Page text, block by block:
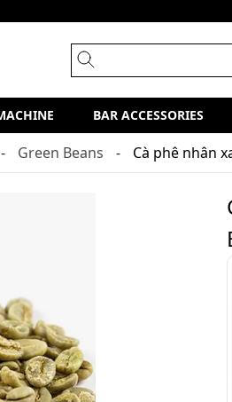
BAR ACCESSORIES
Green Beans Cà phê nhân